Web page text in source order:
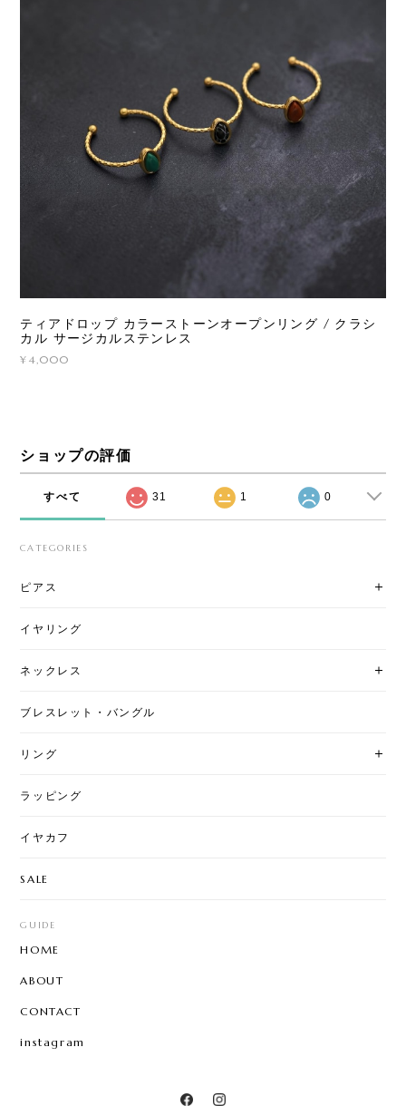
ティアドロップ カラーストーンオープンリング / クラシ
カル サージカルステンレス
¥4,000
ショップの評価
すべて 31 1 0
CATEGORIES
ピアス
イヤリング
ネックレス
ブレスレット・バングル
リング
ラッピング
イヤカフ
SALE
GUIDE
HOME
ABOUT
CONTACT
instagram